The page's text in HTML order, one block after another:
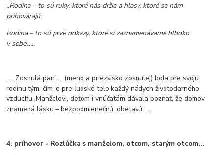
„Rodina – to sú ruky, ktoré nás držia a hlasy, ktoré sa nám
prihovárajú.
Rodina – to sú prvé odkazy, ktoré si zaznamenávame hlboko
v sebe......
......Zosnulá pani ... (meno a priezvisko zosnulej) bola pre svoju
rodinu tým, čím je pre ľudské telo každý nádych životodarného
vzduchu. Manželovi, deťom i vnúčatám dávala poznať, že domov
znamená lásku – bezpodmienečnú, obetavú......
4. príhovor - Rozlúčka s manželom, otcom, starým otcom...